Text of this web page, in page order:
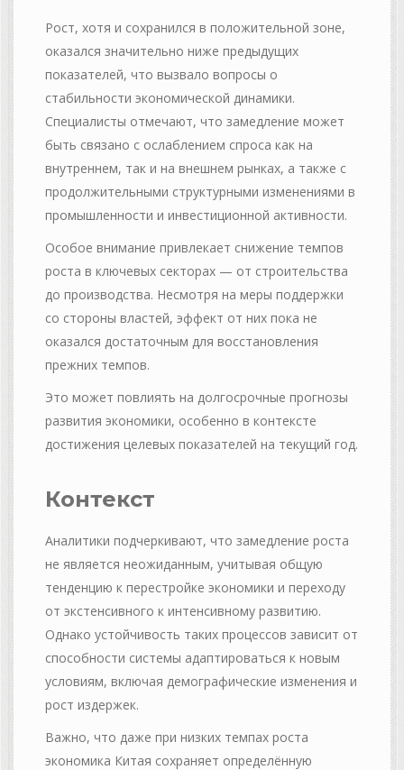
Рост, хотя и сохранился в положительной зоне,
оказался значительно ниже предыдущих
показателей, что вызвало вопросы о
стабильности экономической динамики.
Специалисты отмечают, что замедление может
быть связано с ослаблением спроса как на
внутреннем, так и на внешнем рынках, а также с
продолжительными структурными изменениями в
промышленности и инвестиционной активности.
Особое внимание привлекает снижение темпов
роста в ключевых секторах — от строительства
до производства. Несмотря на меры поддержки
со стороны властей, эффект от них пока не
оказался достаточным для восстановления
прежних темпов.
Это может повлиять на долгосрочные прогнозы
развития экономики, особенно в контексте
достижения целевых показателей на текущий год.
Контекст
Аналитики подчеркивают, что замедление роста
не является неожиданным, учитывая общую
тенденцию к перестройке экономики и переходу
от экстенсивного к интенсивному развитию.
Однако устойчивость таких процессов зависит от
способности системы адаптироваться к новым
условиям, включая демографические изменения и
рост издержек.
Важно, что даже при низких темпах роста
экономика Китая сохраняет определённую